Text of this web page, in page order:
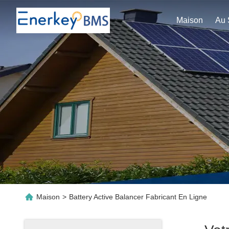
Maison
Maison > Battery Active Balancer Fabricant En Ligne